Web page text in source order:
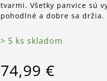
tvarmi. Všetky panvice sú
pohodlné a dobre sa držia.
> 5 ks skladom
74,99 €